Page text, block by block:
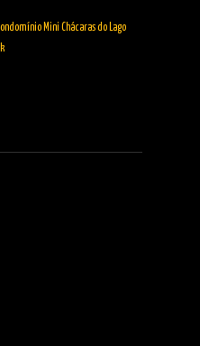
Mini Chácaras do Lago